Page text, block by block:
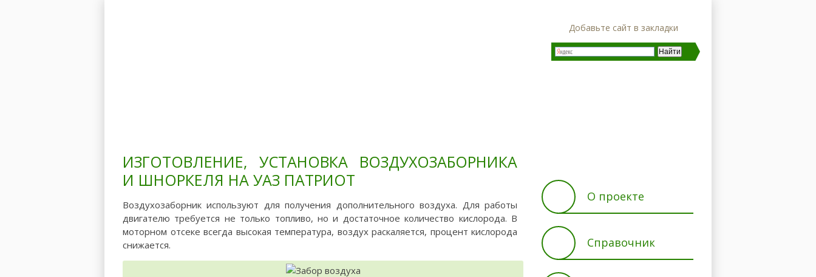
Добавьте сайт в закладки
ИЗГОТОВЛЕНИЕ, УСТАНОВКА ВОЗДУХОЗАБОРНИКА
И ШНОРКЕЛЯ НА УАЗ ПАТРИОТ
Воздухозаборник используют для получения дополнительного воздуха. Для работы
двигателю требуется не только топливо, но и достаточное количество кислорода. В
моторном отсеке всегда высокая температура, воздух раскаляется, процент кислорода
снижается.
О проекте
Справочник